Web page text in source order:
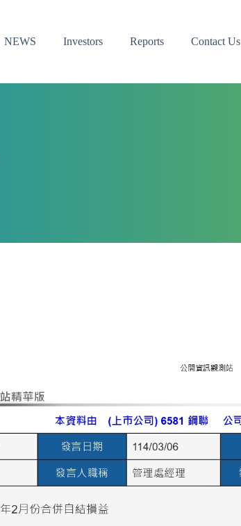
NEWS Investors Reports
Contact Us